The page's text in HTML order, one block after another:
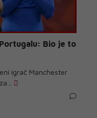
Bio je to
igrač Manchester